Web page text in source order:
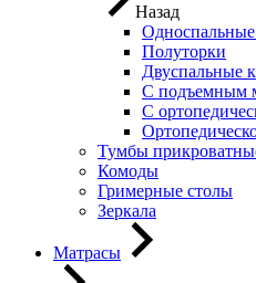
Назад
Односпальные
Полуторки
Двуспальные
С подъемным
С
Тумбы
Комоды
Гримерные столы
Зеркала
Матрасы